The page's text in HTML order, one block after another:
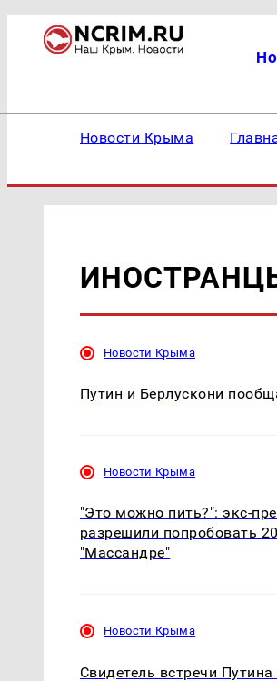
Новости Крыма
Новости Крыма
Путин и Берлускони
Новости Крыма
"Это можно пить?": экс-
разрешили попробовать
"Массандре"
Новости Крыма
Свидетель встречи